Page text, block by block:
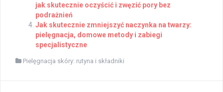
jak skutecznie oczyścić i zwęzić pory bez
podrażnień
Jak skutecznie zmniejszyć naczynka na twarzy:
pielęgnacja, domowe metody i zabiegi
specjalistyczne
Pielęgnacja skóry: rutyna i składniki